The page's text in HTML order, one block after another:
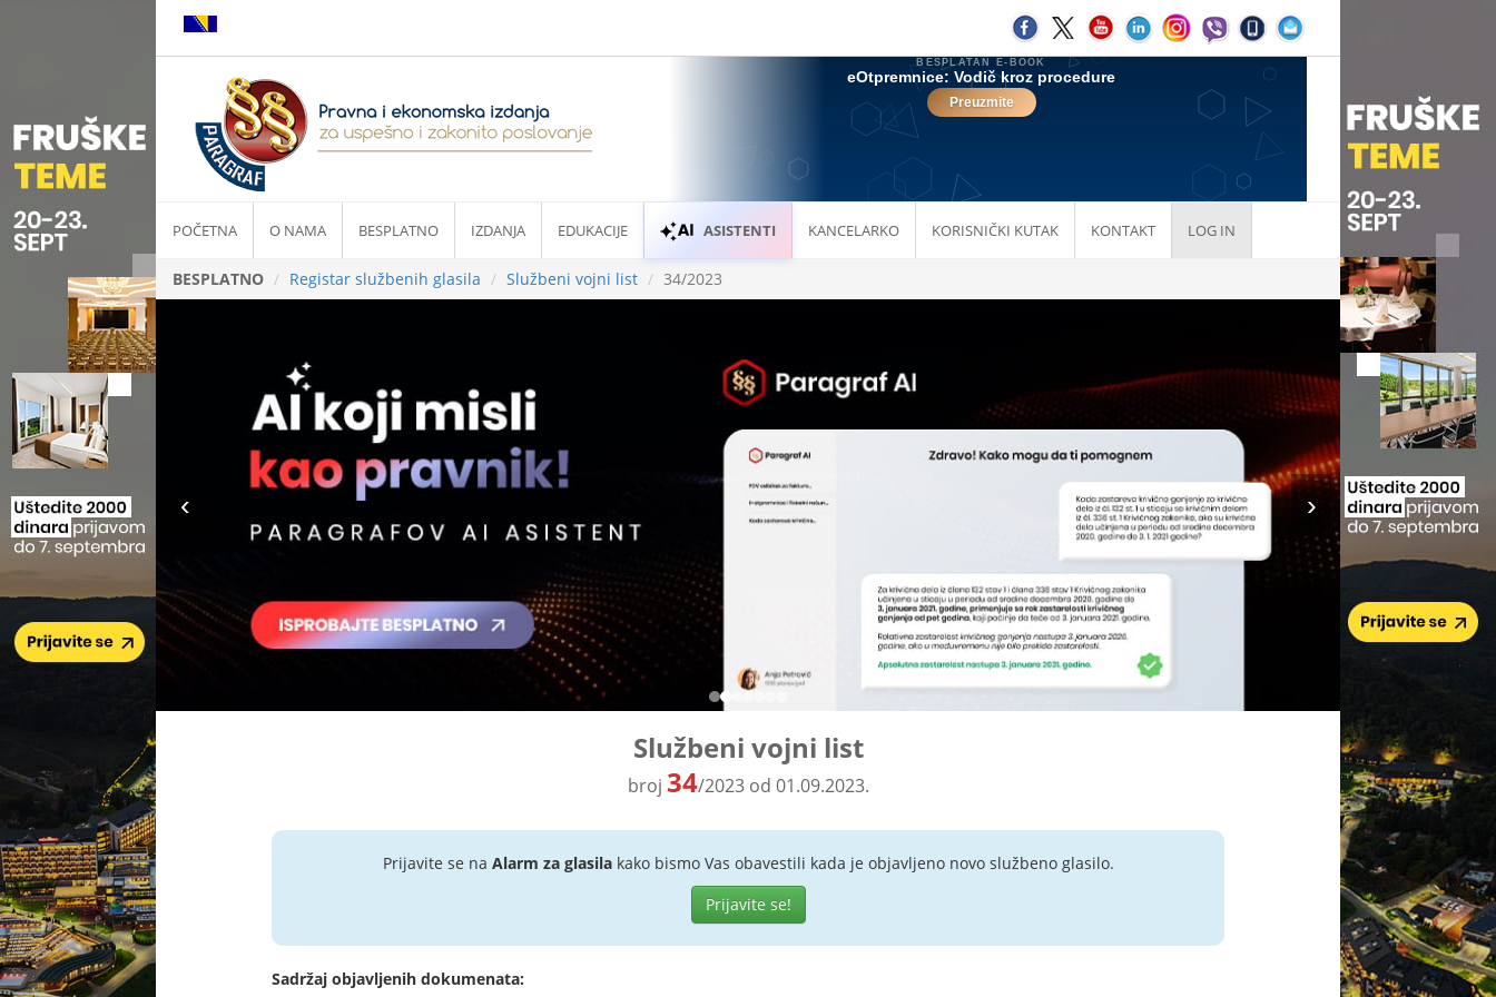
POČETNA O NAMA BESPLATNO IZDANJA EDUKACIJE ASISTENTI KANCELARKO KORISNIČKI KUTAK KONTAKT LOG IN
BESPLATNO Registar službenih glasila Službeni vojni list 34/2023
Službeni vojni list
broj 34/2023 od 01.09.2023.
Prijavite se na Alarm za glasilakako bismo Vas obavestili kada je objavljeno novo službeno glasilo.
Prijavite se!
Sadržaj objavljenih dokumenata: